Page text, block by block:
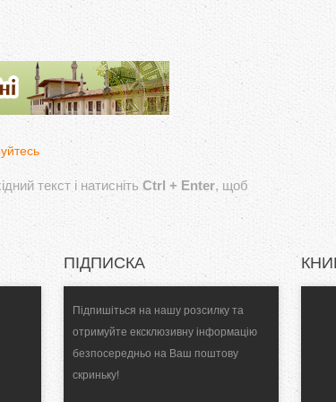
текст і натисніть Ctrl + Enter, щоб
ПІДПИСКА
Підпишіться на нашу розсилку та
отримуйте ексклюзивну інформацію
безпосередньо на Ваш поштову
скриньку!